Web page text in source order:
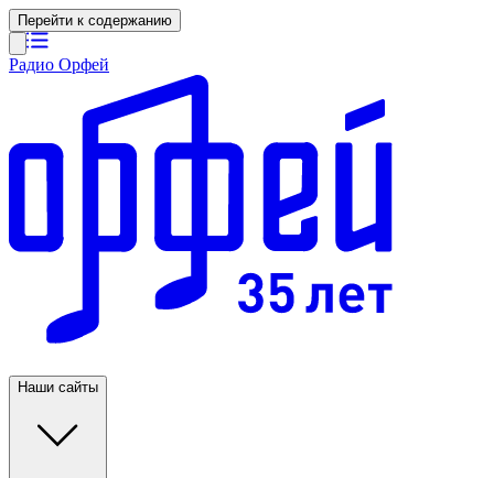
Перейти к содержанию
Радио Орфей
Наши сайты